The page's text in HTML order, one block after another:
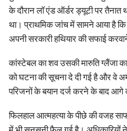
के दौरान लॉ एंड ऑर्डर ड्यूटी पर
था। प्राथमिक जांच में सामने आया है
अपनी सरकारी हथियार की सफाई
कांस्टेबल का शव उसकी मारुति ग्लैंजा
को घटना की सूचना दे दी गई है और वे
परिजनों के बयान दर्ज करने के बाद आगे
फिलहाल आत्महत्या के पीछे की वजह